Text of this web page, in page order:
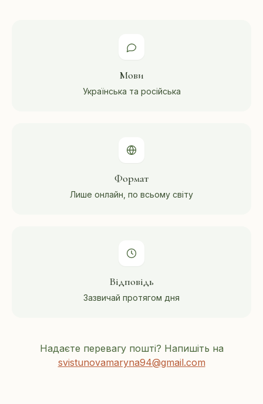
Мови
Українська та російська
Формат
Лише онлайн, по всьому світу
Відповідь
Зазвичай протягом дня
Надаєте перевагу пошті? Напишіть на
svistunovamaryna94@gmail.com